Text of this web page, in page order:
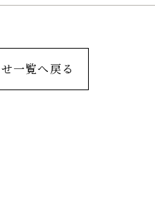
一覧へ戻る